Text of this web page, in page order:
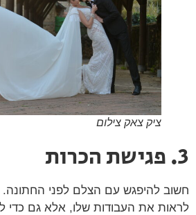
ציק צאק צילום
להיפגש עם הצלם לפני החתונה. זה
את העבודות שלו, אלא גם כדי